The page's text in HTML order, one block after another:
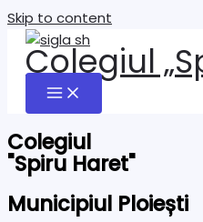
Skip to content
Colegiul
Colegiul
"Spiru Haret"
Municipiul Ploiești